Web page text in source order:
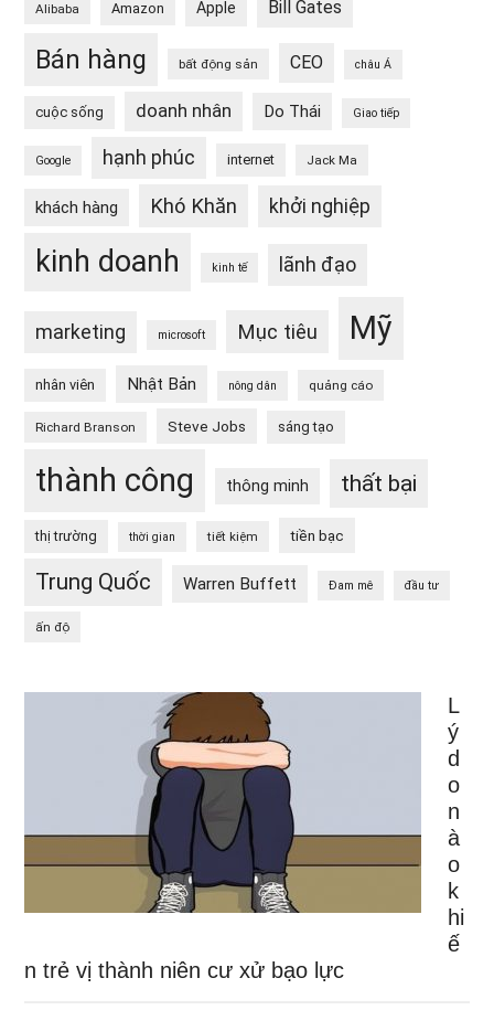
Alibaba Amazon Apple Bill Gates
Bán hàng bất động sản CEO châu Á
cuộc sống doanh nhân Do Thái Giao tiếp
Google hạnh phúc internet Jack Ma
khách hàng Khó Khăn khởi nghiệp
kinh doanh kinh tế lãnh đạo
marketing microsoft Mục tiêu Mỹ
nhân viên Nhật Bản nông dân quảng cáo
Richard Branson Steve Jobs sáng tạo
thành công thông minh thất bại
thị trường thời gian tiết kiệm tiền bạc
Trung Quốc Warren Buffett Đam mê đầu tư
ấn độ
L
ý
d
o
n
à
o
k
hi
ế
n trẻ vị thành niên cư xử bạo lực